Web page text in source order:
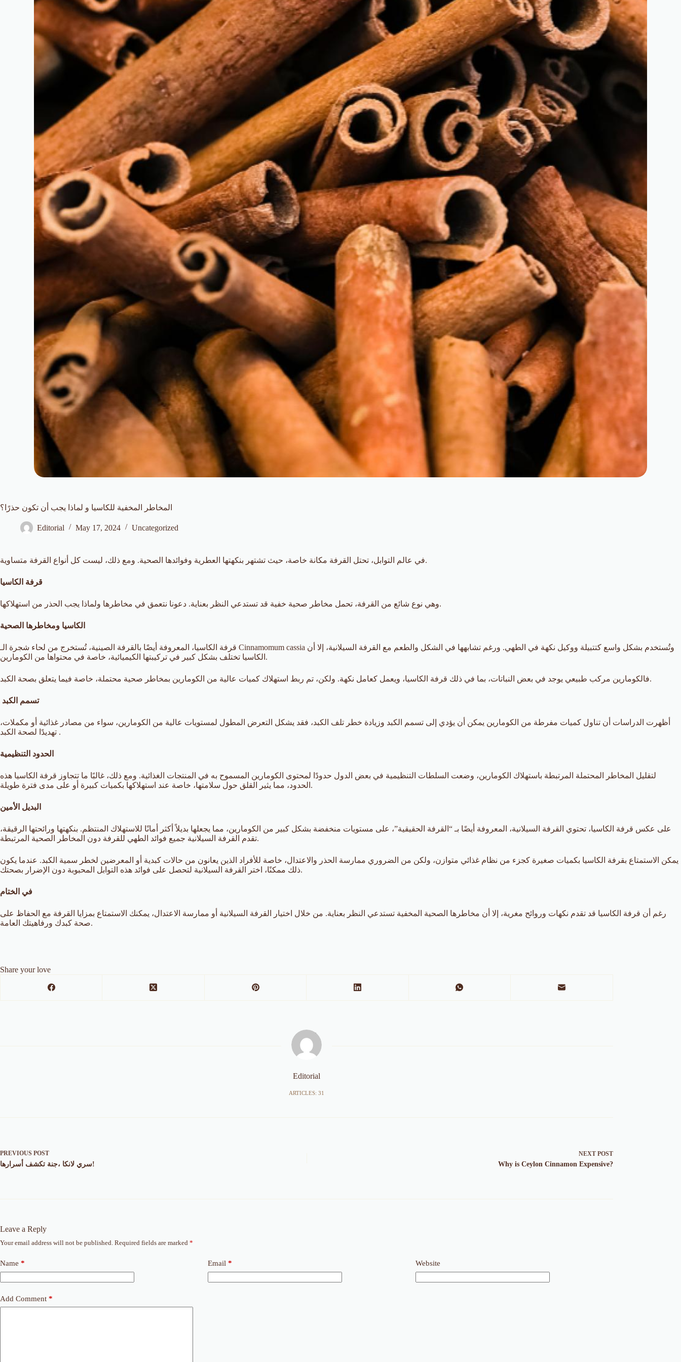
المخاطر المخفية للكاسيا و لماذا يجب أن تكون حذرًا؟
Editorial May 17, 2024 Uncategorized
في عالم التوابل، تحتل القرفة مكانة خاصة، حيث تشتهر بنكهتها العطرية وفوائدها الصحية. ومع ذلك، ليست كل أنواع القرفة متساوية.
قرفة الكاسيا
وهي نوع شائع من القرفة، تحمل مخاطر صحية خفية قد تستدعي النظر بعناية. دعونا نتعمق في مخاطرها ولماذا يجب الحذر من استهلاكها.
قرفة الكاسيا، المعروفة أيضًا بالقرفة الصينية، تُستخرج من لحاء شجرة الـ Cinnamomum cassia وتُستخدم بشكل واسع كتتبيلة ووكيل نكهة في الطهي. ورغم تشابهها في الشكل والطعم مع القرفة السيلانية، إلا أن
الكاسيا تختلف بشكل كبير في تركيبتها الكيميائية، خاصة في محتواها من الكومارين.
فالكومارين مركب طبيعي يوجد في بعض النباتات، بما في ذلك قرفة الكاسيا، ويعمل كعامل نكهة. ولكن، تم ربط استهلاك كميات عالية من الكومارين بمخاطر صحية محتملة، خاصة فيما يتعلق بصحة الكبد.
تسمم الكبد
أظهرت الدراسات أن تناول كميات مفرطة من الكومارين يمكن أن يؤدي إلى تسمم الكبد وزيادة خطر تلف الكبد، فقد يشكل التعرض المطول لمستويات عالية من الكومارين، سواء من مصادر غذائية أو مكملات،
تهديدًا لصحة الكبد .
لتقليل المخاطر المحتملة المرتبطة باستهلاك الكومارين، وضعت السلطات التنظيمية في بعض الدول حدودًا لمحتوى الكومارين المسموح به في المنتجات الغذائية. ومع ذلك، غالبًا ما تتجاوز قرفة الكاسيا هذه
الحدود، مما يثير القلق حول سلامتها، خاصة عند استهلاكها بكميات كبيرة أو على مدى فترة طويلة.
البديل الأمين
على عكس قرفة الكاسيا، تحتوي القرفة السيلانية، المعروفة أيضًا بـ “القرفة الحقيقية”، على مستويات منخفضة بشكل كبير من الكومارين، مما يجعلها بديلاً أكثر أمانًا للاستهلاك المنتظم. بنكهتها ورائحتها الرقيقة،
تقدم القرفة السيلانية جميع فوائد الطهي للقرفة دون المخاطر الصحية المرتبطة.
يمكن الاستمتاع بقرفة الكاسيا بكميات صغيرة كجزء من نظام غذائي متوازن، ولكن من الضروري ممارسة الحذر والاعتدال، خاصة للأفراد الذين يعانون من حالات كبدية أو المعرضين لخطر سمية الكبد. عندما يكون
ذلك ممكنًا، اختر القرفة السيلانية لتحصل على فوائد هذه التوابل المحبوبة دون الإضرار بصحتك.
في الختام
رغم أن قرفة الكاسيا قد تقدم نكهات وروائح مغرية، إلا أن مخاطرها الصحية المخفية تستدعي النظر بعناية. من خلال اختيار القرفة السيلانية أو ممارسة الاعتدال، يمكنك الاستمتاع بمزايا القرفة مع الحفاظ على
صحة كبدك ورفاهيتك العامة.
Share your love
Editorial
ARTICLES: 31
PREVIOUS POST
سري لانكا ،جنة تكشف أسرارها!
NEXT POST
Why is Ceylon Cinnamon Expensive?
Leave a Reply
Your email address will not be published. Required fields are marked *
Name * Email* Website
Add Comment *